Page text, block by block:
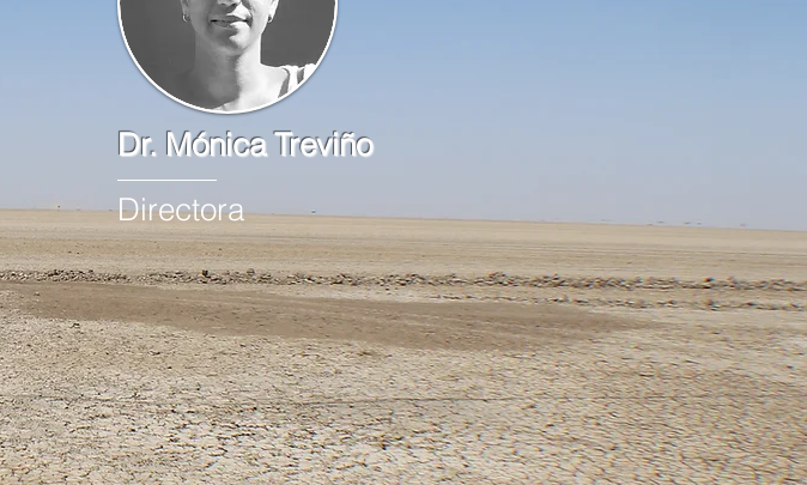
Dr. Mónica Treviño
Directora